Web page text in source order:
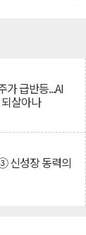
가 급반등...AI
살아나
신성장 동력의